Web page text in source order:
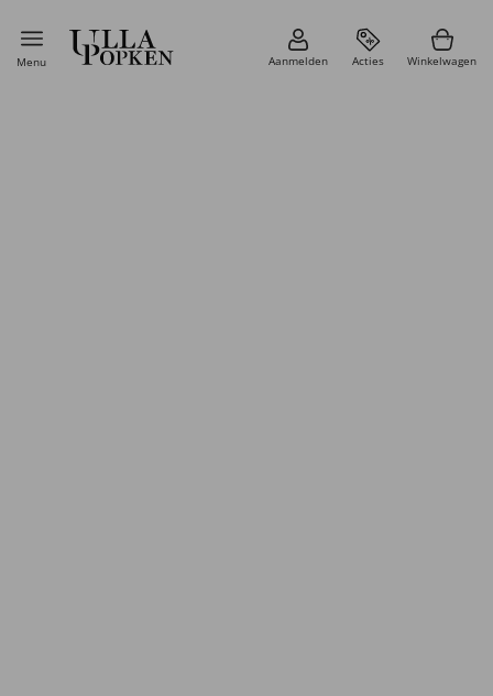
Menu Aanmelden Acties Winkelwagen